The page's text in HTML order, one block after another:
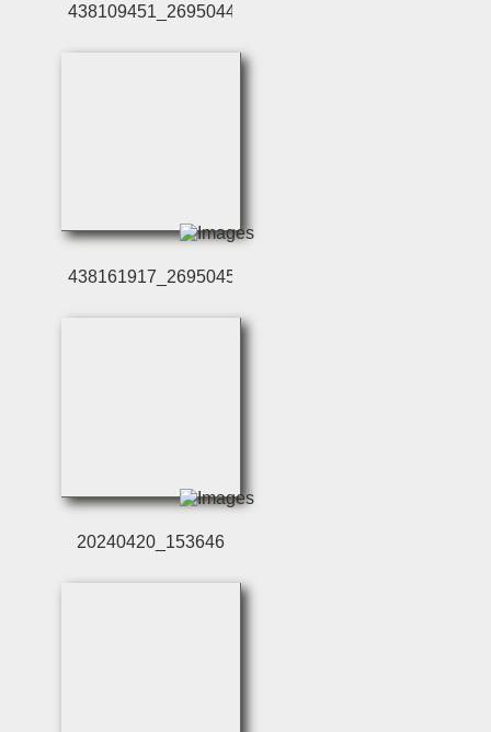
438109451_2695044027
438161917_2695045047
20240420_153646